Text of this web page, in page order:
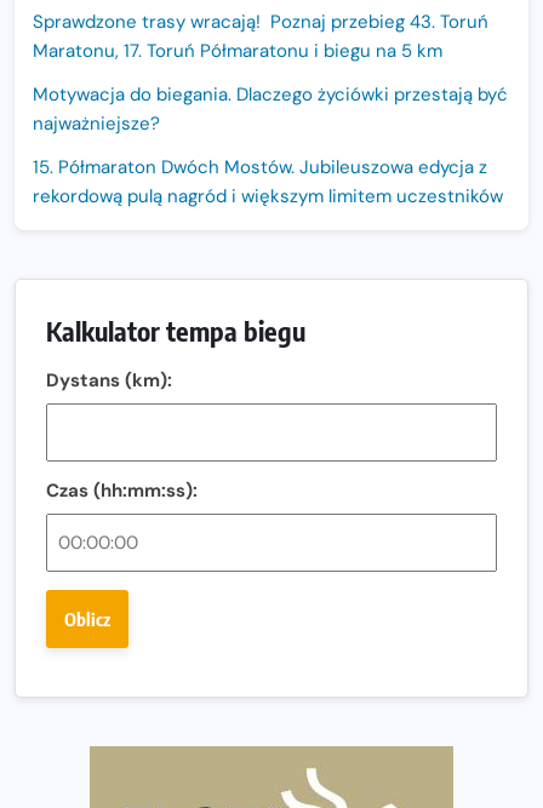
Sprawdzone trasy wracają! Poznaj przebieg 43. Toruń
Maratonu, 17. Toruń Półmaratonu i biegu na 5 km
Motywacja do biegania. Dlaczego życiówki przestają być
najważniejsze?
15. Półmaraton Dwóch Mostów. Jubileuszowa edycja z
rekordową pulą nagród i większym limitem uczestników
Oficjalna koszulka LOTTO 25. Poznań Maratonu!
Amazfit Balance 3: Kompleksowe narzędzie dla biegacza
Regeneracja w bieganiu. Co warto o niej wiedzieć?
Ostatnie wolne miejsca na jubileuszowy Bieg
Fabrykanta. Organizatorzy odkrywają trasę dzień po
wybiera wyzwanie trzech największych maratonów w
Praska 5k Run gospodarzem Mistrzostw Polski
Największy Bieg Powstania Warszawskiego w historii.
Ponad 12 tysięcy uczestników pobiegło dla Bohaterów!
Kalkulator tempa biegu
Dystans (km):
Czas (hh:mm:ss):
Oblicz